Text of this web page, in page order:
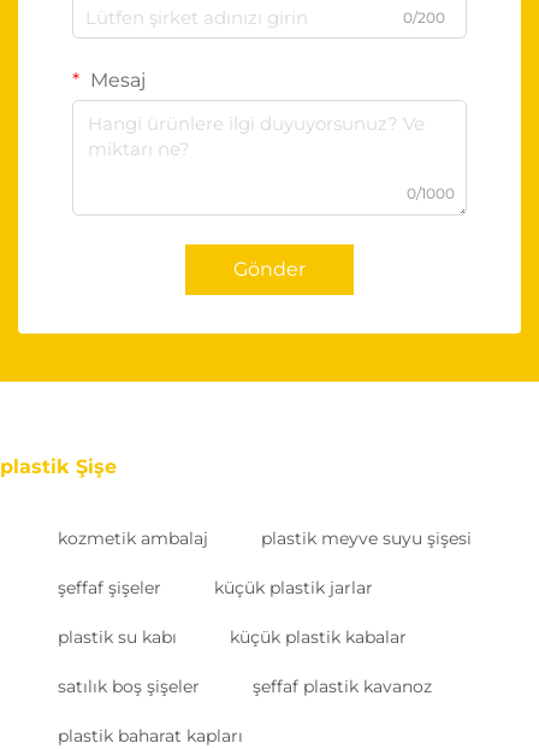
0/200
Mesaj
0/1000
Gönder
plastik Şişe
kozmetik ambalaj plastik meyve suyu şişesi
şeffaf şişeler küçük plastik jarlar
plastik su kabı küçük plastik kabalar
satılık boş şişeler şeffaf plastik kavanoz
plastik baharat kapları